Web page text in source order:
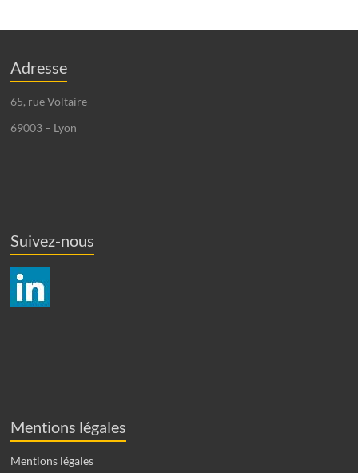
Adresse
65, rue Voltaire
69003 – Lyon
Suivez-nous
Mentions légales
Mentions légales